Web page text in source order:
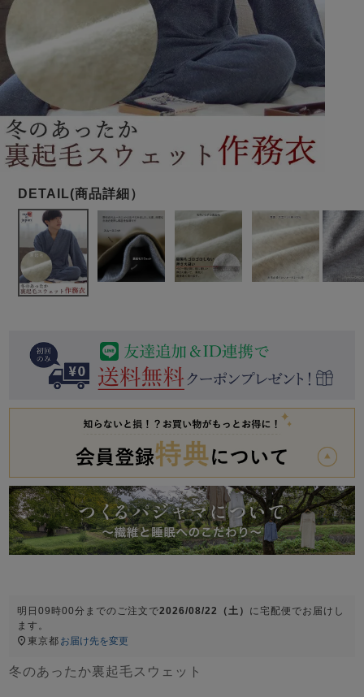
春 夏
ガールズパジャマ
春 夏 秋
ボーイズパジャマ
柄物
売れ筋ランキング
すべての生地一覧はこちら
生活雑貨 カタログギフト
売れ筋ランキング
- Item Ranking -
- New Arrival -
目的別でさがす一覧はこちら
すべてのメン
ズ
パジャマ
半袖 七分袖
前開き かぶり スリーパー
作務衣
羽織・バスロ
ーブ
ズボン単品
ズ
パジャマ
ガールズ前開
SDGsの取り組み
明日09時00分 までのご注文で2026/08/22（土） に宅配便 でお届けし
ます。
東京都 お届け先を変更
冬のあったか裏起毛スウェット